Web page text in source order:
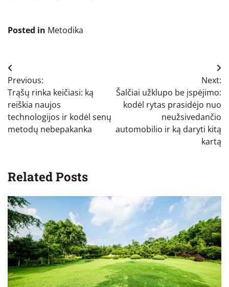
Posted in Metodika
Navigacija
tarp
įrašų
Previous:
Trąšų rinka keičiasi: ką
reiškia naujos
technologijos ir kodėl senų
metodų nebepakanka
Next:
Šalčiai užklupo be įspėjimo:
kodėl rytas prasidėjo nuo
neužsivedančio
automobilio ir ką daryti kitą
kartą
Related Posts